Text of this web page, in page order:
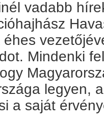
vadabb
éhes
Mindenki
legyen,
a saját